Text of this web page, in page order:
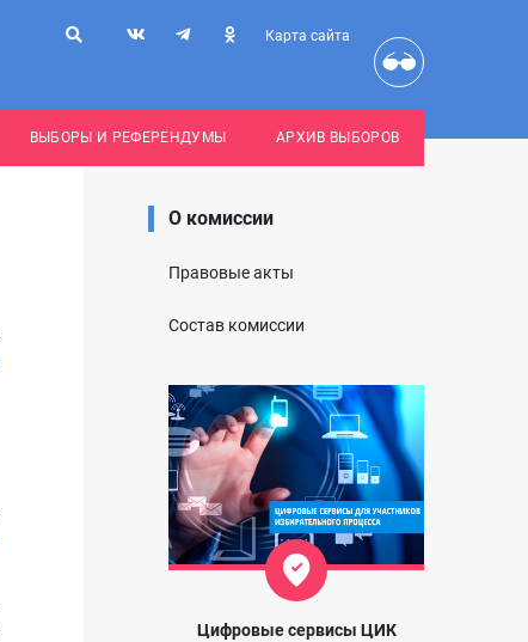
Карта сайта
ВЫБОРЫ И РЕФЕРЕНДУМЫ АРХИВ ВЫБОРОВ
О комиссии
Правовые акты
Состав комиссии
Цифровые сервисы ЦИК